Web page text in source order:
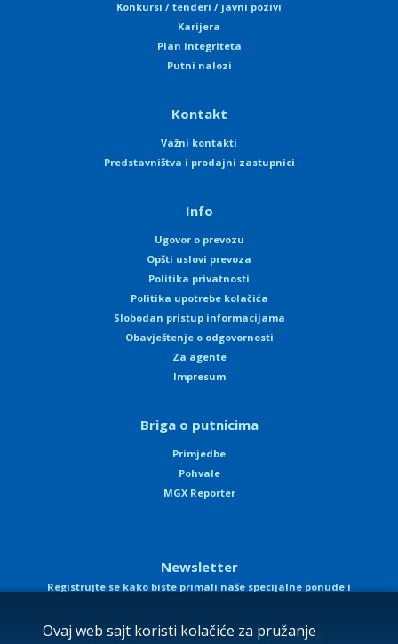
Konkursi / tenderi / javni pozivi
Karijera
Plan integriteta
Putni nalozi
Kontakt
Važni kontakti
Predstavništva i prodajni zastupnici
Info
Ugovor o prevozu
Opšti uslovi prevoza
Politika privatnosti
Politika upotrebe kolačića
Slobodan pristup informacijama
Obavještenje o odgovornosti
Za agente
Impresum
Briga o putnicima
Primjedbe
Pohvale
MGX Reporter
Newsletter
Registrujte se kako biste primali naše specijalne ponude i
Ovaj web sajt koristi kolačiće za pružanje